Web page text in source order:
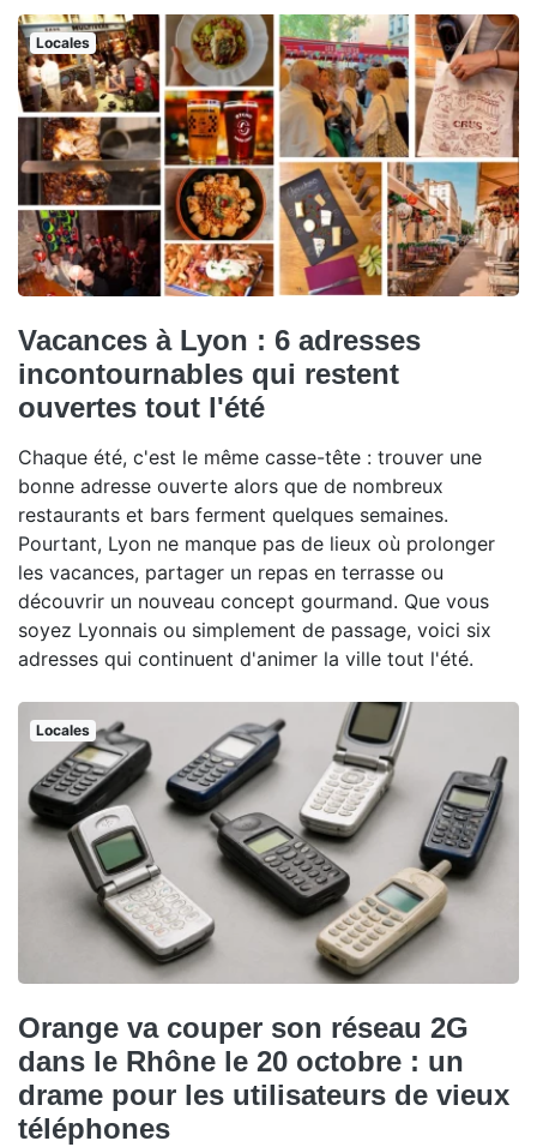
Locales
Vacances à Lyon : 6 adresses
incontournables qui restent
ouvertes tout l'été
Chaque été, c'est le même casse-tête : trouver une
bonne adresse ouverte alors que de nombreux
restaurants et bars ferment quelques semaines.
Pourtant, Lyon ne manque pas de lieux où prolonger
les vacances, partager un repas en terrasse ou
découvrir un nouveau concept gourmand. Que vous
soyez Lyonnais ou simplement de passage, voici six
adresses qui continuent d'animer la ville tout l'été.
Locales
Orange va couper son réseau 2G
dans le Rhône le 20 octobre : un
drame pour les utilisateurs de vieux
téléphones